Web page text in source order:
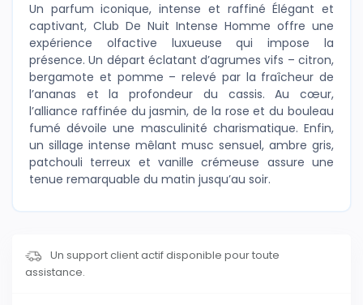
Un parfum iconique, intense et raffiné Élégant et
captivant, Club De Nuit Intense Homme offre une
expérience olfactive luxueuse qui impose la
présence. Un départ éclatant d’agrumes vifs – citron,
bergamote et pomme – relevé par la fraîcheur de
l’ananas et la profondeur du cassis. Au cœur,
l’alliance raffinée du jasmin, de la rose et du bouleau
fumé dévoile une masculinité charismatique. Enfin,
un sillage intense mêlant musc sensuel, ambre gris,
patchouli terreux et vanille crémeuse assure une
tenue remarquable du matin jusqu’au soir.
Un support client actif disponible pour toute
assistance.